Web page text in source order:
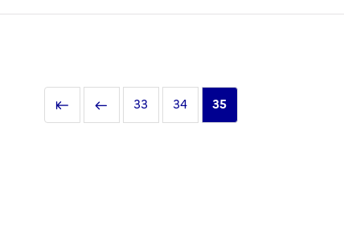
Première
page
Page
précédente
Page
33 Page
34
Page
courante
35